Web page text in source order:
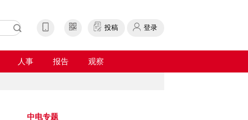
投稿 登录
人事 报告 观察
中电专题